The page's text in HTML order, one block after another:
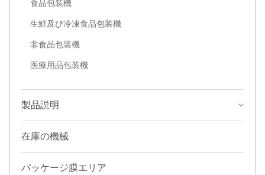
食品包装機
生鮮及び冷凍食品包装機
非食品包装機
医療用品包装機
製品説明
在庫の機械
パッケージ膜エリア